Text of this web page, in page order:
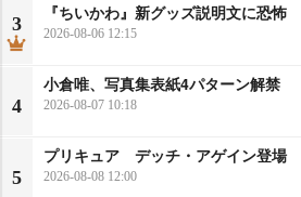
3
『ちいかわ』新グッズ説明文に恐怖
2026-08-06 12:15
4
小倉唯、写真集表紙4パターン解禁
2026-08-07 10:18
5
プリキュア デッチ・アゲイン登場
2026-08-08 12:00